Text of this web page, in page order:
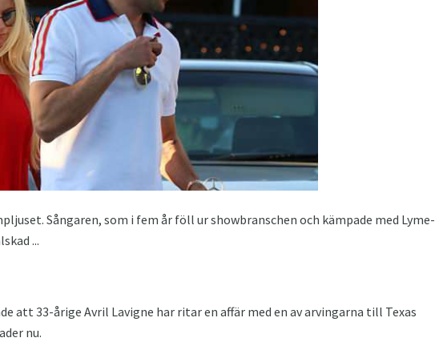
Sångaren, som i fem år föll ur showbranschen och kämpade med Lyme-
...
att 33-årige Avril Lavigne har ritar en affär med en av arvingarna till Texas
nu.